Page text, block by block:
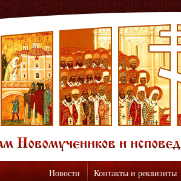
Новости Контакты и реквизиты